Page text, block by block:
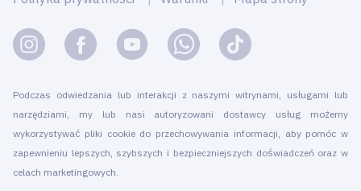
Podczas odwiedzania lub interakcji z naszymi witrynami, usługami lub
narzędziami, my lub nasi autoryzowani dostawcy usług możemy
wykorzystywać pliki cookie do przechowywania informacji, aby pomóc w
zapewnieniu lepszych, szybszych i bezpieczniejszych doświadczeń oraz w
celach marketingowych.